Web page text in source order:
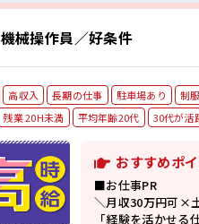
機械操作員／好条件
高収入 長期の仕事 駐車場あり 制
残業 20H未満 平均年齢20代 30代が活
おすすめポ
■お仕事PR
＼月収30万円可×
「経験を活かせる